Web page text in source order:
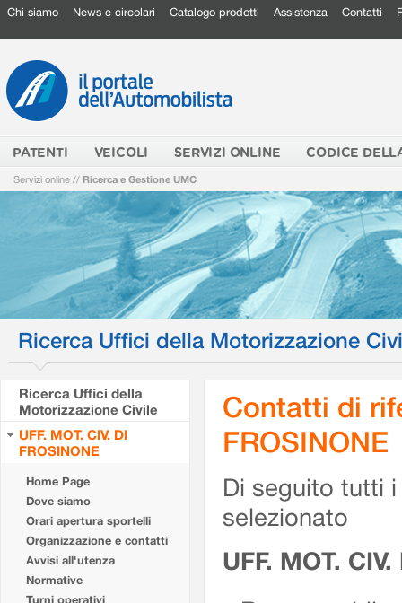
Chi siamo News e circolari Catalogo prodotti Assistenza Contatti
PATENTI VEICOLI SERVIZI ONLINE CODICE
Servizi online // Ricerca e Gestione UMC
Ricerca Uffici della Motorizzazione
Ricerca Uffici della
Motorizzazione Civile
UFF. MOT. CIV. DI
FROSINONE
Home Page
Dove siamo
Orari apertura sportelli
Organizzazione e contatti
Avvisi all'utenza
Normative
Turni operativi
Contatti di
FROSINONE
Di seguito tutti
selezionato
UFF. MOT.